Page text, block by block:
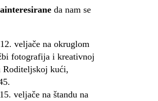
da nam se
veljače na okruglom
fotografija i kreativnoj
Roditeljskoj kući,
veljače na štandu na